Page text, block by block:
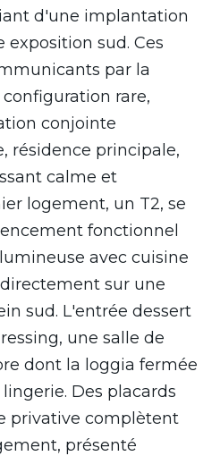
d'une implantation
sud. Ces
par la
rare,
conjointe
résidence principale,
calme et
logement, un T2, se
fonctionnel
avec cuisine
sur une
sud. L'entrée dessert
une salle de
dont la loggia fermée
Des placards
privative complètent
présenté